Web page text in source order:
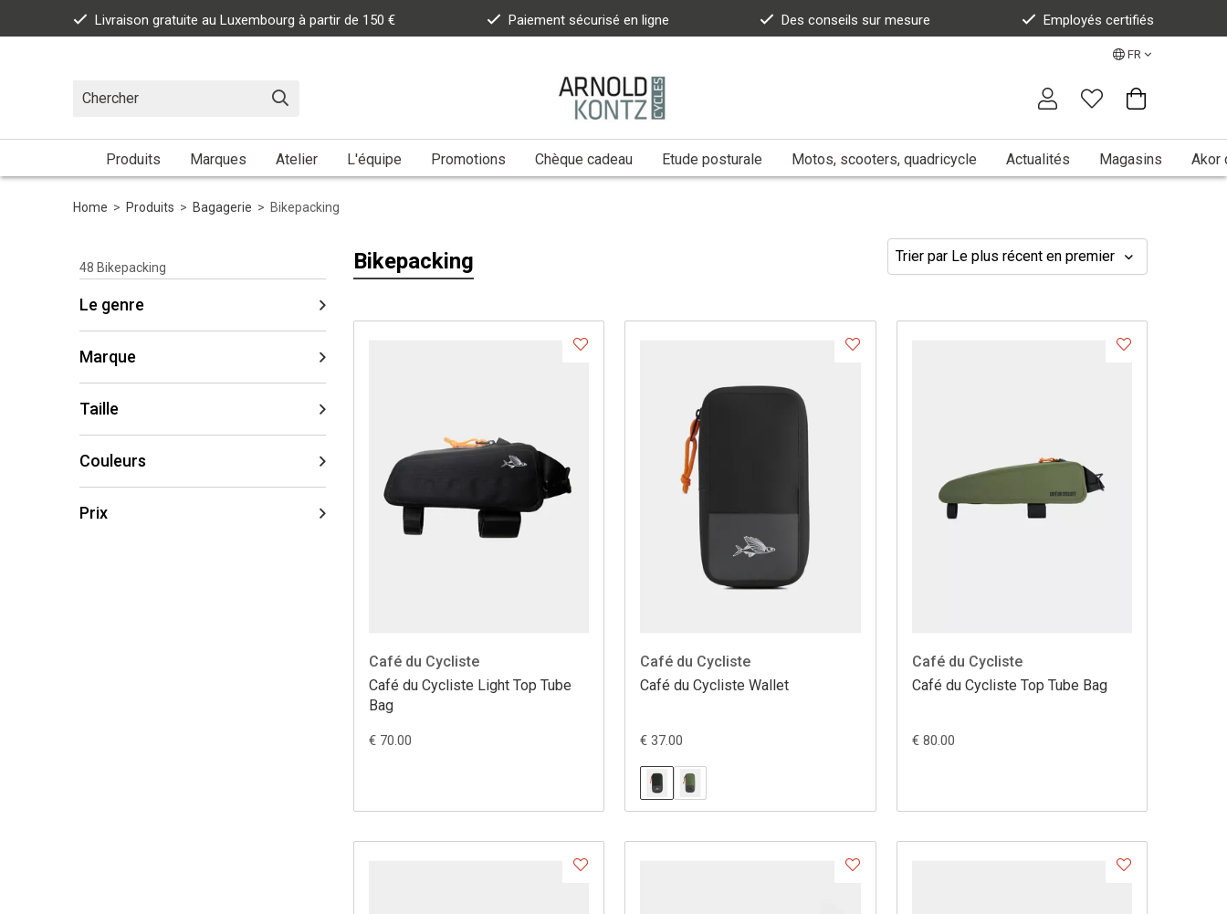
Livraison gratuite au Luxembourg à partir de 150 € Paiement sécurisé en ligne Des conseils sur mesure Employés certifiés
FR
Produits Marques Atelier L'équipe Promotions Chèque cadeau Etude posturale Motos, scooters, quadricycle Actualités Magasins Akor
Home > Produits > Bagagerie > Bikepacking
48 Bikepacking
Le genre
Marque
Taille
Couleurs
Prix
Bikepacking
Café du Cycliste
Café du Cycliste Light Top Tube
Bag
€ 70.00
Café du Cycliste
Café du Cycliste Wallet
€ 37.00
Café du Cycliste
Café du Cycliste Top Tube Bag
€ 80.00